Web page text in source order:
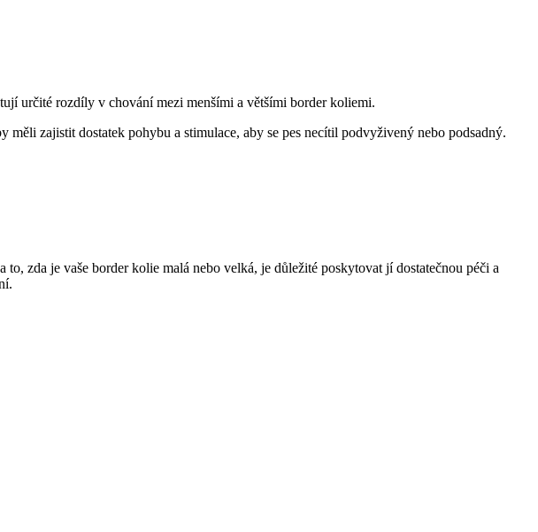
určité rozdíly v chování mezi menšími a většími border koliemi.
zajistit dostatek pohybu a stimulace, aby se pes necítil podvyživený nebo podsadný.
zda je vaše border kolie malá nebo velká, je důležité poskytovat jí dostatečnou péči a